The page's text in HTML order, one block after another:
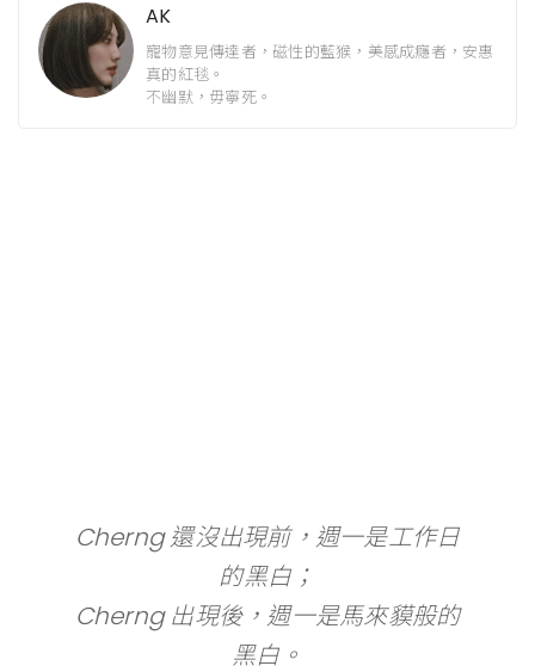
AK
寵物意見傳達者，磁性的藍猴，美感成癮者，安惠
真的紅毯。
不幽默，毋寧死。
Cherng 還沒出現前，週一是工作日
的黑白；
Cherng 出現後，週一是馬來貘般的
黑白。